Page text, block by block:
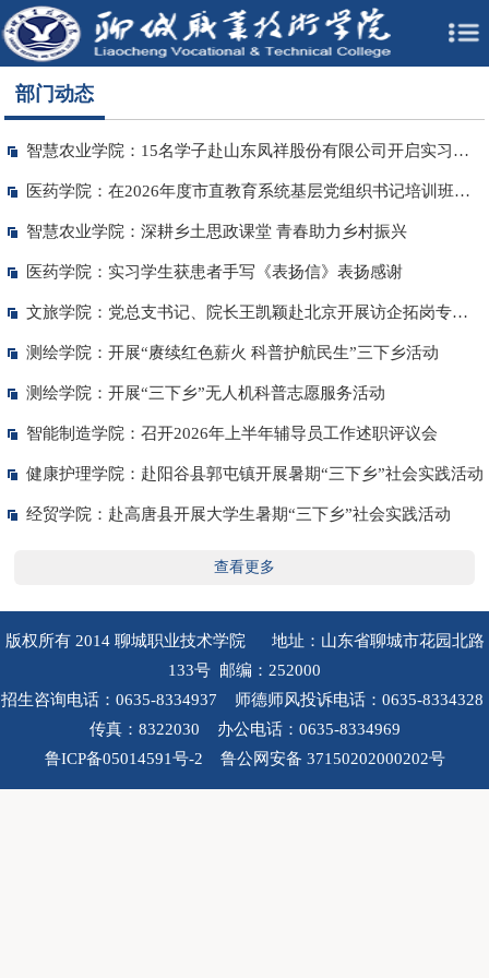
部门动态
智慧农业学院：15名学子赴山东凤祥股份有限公司开启实习之旅
医药学院：在2026年度市直教育系统基层党组织书记培训班作经验分享
智慧农业学院：深耕乡土思政课堂 青春助力乡村振兴
医药学院：实习学生获患者手写《表扬信》表扬感谢
文旅学院：党总支书记、院长王凯颖赴北京开展访企拓岗专项行动
测绘学院：开展“赓续红色薪火 科普护航民生”三下乡活动
测绘学院：开展“三下乡”无人机科普志愿服务活动
智能制造学院：召开2026年上半年辅导员工作述职评议会
健康护理学院：赴阳谷县郭屯镇开展暑期“三下乡”社会实践活动
经贸学院：赴高唐县开展大学生暑期“三下乡”社会实践活动
查看更多
版权所有 2014 聊城职业技术学院 地址：山东省聊城市花园北路
133号 邮编：252000
招生咨询电话：0635-8334937 师德师风投诉电话：0635-8334328
传真：8322030 办公电话：0635-8334969
鲁ICP备05014591号-2 鲁公网安备 37150202000202号